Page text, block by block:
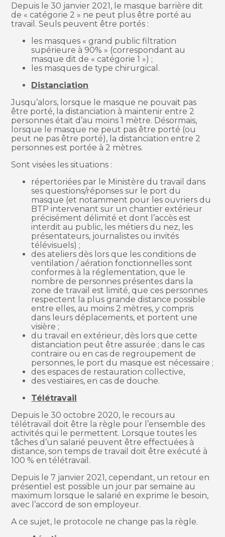
Depuis le 30 janvier 2021, le masque barrière dit
de « catégorie 2 » ne peut plus être porté au
travail. Seuls peuvent être portés :
les masques « grand public filtration
supérieure à 90% » (correspondant au
masque dit de « catégorie 1 ») ;
les masques de type chirurgical.
Distanciation
Jusqu’alors, lorsque le masque ne pouvait pas
être porté, la distanciation à maintenir entre 2
personnes était d’au moins 1 mètre. Désormais,
lorsque le masque ne peut pas être porté (ou
peut ne pas être porté), la distanciation entre 2
personnes est portée à 2 mètres.
Sont visées les situations :
répertoriées par le Ministère du travail dans
ses questions/réponses sur le port du
masque (et notamment pour les ouvriers du
BTP intervenant sur un chantier extérieur
précisément délimité et dont l’accès est
interdit au public, les métiers du nez, les
présentateurs, journalistes ou invités
télévisuels) ;
des ateliers dès lors que les conditions de
ventilation / aération fonctionnelles sont
conformes à la réglementation, que le
nombre de personnes présentes dans la
zone de travail est limité, que ces personnes
respectent la plus grande distance possible
entre elles, au moins 2 mètres, y compris
dans leurs déplacements, et portent une
visière ;
du travail en extérieur, dès lors que cette
distanciation peut être assurée ; dans le cas
contraire ou en cas de regroupement de
personnes, le port du masque est nécessaire ;
des espaces de restauration collective,
des vestiaires, en cas de douche.
Télétravail
Depuis le 30 octobre 2020, le recours au
télétravail doit être la règle pour l’ensemble des
activités qui le permettent. Lorsque toutes les
tâches d’un salarié peuvent être effectuées à
distance, son temps de travail doit être exécuté à
100 % en télétravail.
Depuis le 7 janvier 2021, cependant, un retour en
présentiel est possible un jour par semaine au
maximum lorsque le salarié en exprime le besoin,
avec l’accord de son employeur.
A ce sujet, le protocole ne change pas la règle.